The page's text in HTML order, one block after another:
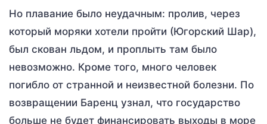
Но плавание было неудачным: пролив, через
который моряки хотели пройти (Югорский Шар),
был скован льдом, и проплыть там было
невозможно. Кроме того, много человек
погибло от странной и неизвестной болезни. По
возвращении Баренц узнал, что государство
больше не будет финансировать выходы в море